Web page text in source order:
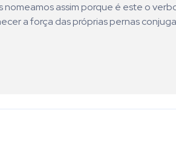
nomeamos assim porque é este o
a força das próprias pernas